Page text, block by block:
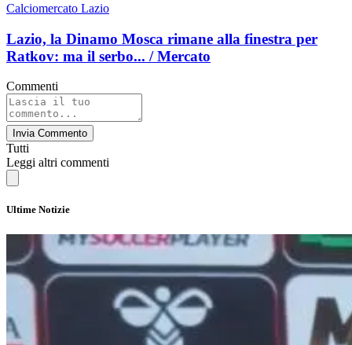
Calciomercato Lazio
Lazio, la Dinamo Mosca rimane alla finestra per
Ratkov: ma il serbo... / Mercato
Commenti
Invia Commento
Tutti
Leggi altri commenti
Ultime Notizie